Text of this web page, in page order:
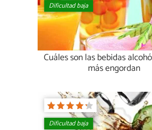
Dificultad baja
Cuáles son las bebidas
más engordan
Dificultad baja